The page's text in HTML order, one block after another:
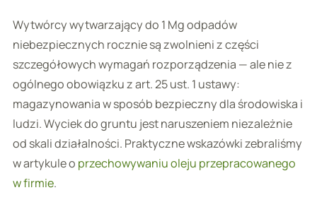
Wytwórcy wytwarzający do 1 Mg odpadów
niebezpiecznych rocznie są zwolnieni z części
szczegółowych wymagań rozporządzenia — ale nie z
ogólnego obowiązku z art. 25 ust. 1 ustawy:
magazynowania w sposób bezpieczny dla środowiska i
ludzi. Wyciek do gruntu jest naruszeniem niezależnie
od skali działalności. Praktyczne wskazówki zebraliśmy
w artykule o przechowywaniu oleju przepracowanego
w firmie.